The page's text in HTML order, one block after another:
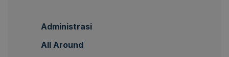
Administrasi
All Around